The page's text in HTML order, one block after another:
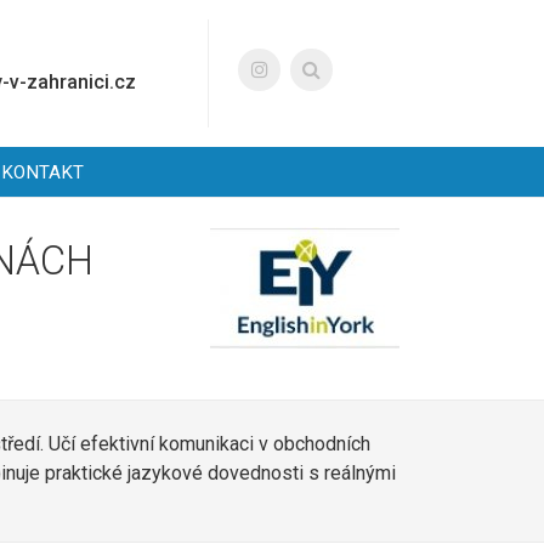
v-zahranici.cz
KONTAKT
Učí efektivní komunikaci v obchodních
praktické jazykové dovednosti s reálnými